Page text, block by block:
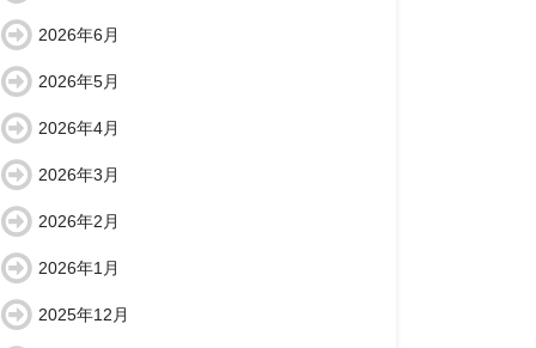
2026年6月
2026年5月
2026年4月
2026年3月
2026年2月
2026年1月
2025年12月